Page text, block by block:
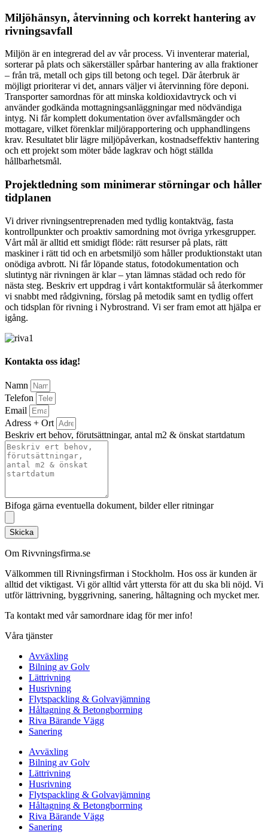
Miljöhänsyn, återvinning och korrekt hantering av
rivningsavfall
Miljön är en integrerad del av vår process. Vi inventerar material,
sorterar på plats och säkerställer spårbar hantering av alla fraktioner
– från trä, metall och gips till betong och tegel. Där återbruk är
möjligt prioriterar vi det, annars väljer vi återvinning före deponi.
Transporter samordnas för att minska koldioxidavtryck och vi
använder godkända mottagningsanläggningar med nödvändiga
intyg. Ni får komplett dokumentation över avfallsmängder och
mottagare, vilket förenklar miljörapportering och upphandlingens
krav. Resultatet blir lägre miljöpåverkan, kostnadseffektiv hantering
och ett projekt som möter både lagkrav och högt ställda
hållbarhetsmål.
Projektledning som minimerar störningar och håller
tidplanen
Vi driver rivningsentreprenaden med tydlig kontaktväg, fasta
kontrollpunkter och proaktiv samordning mot övriga yrkesgrupper.
Vårt mål är alltid ett smidigt flöde: rätt resurser på plats, rätt
maskiner i rätt tid och en arbetsmiljö som håller produktionstakt utan
onödiga avbrott. Ni får löpande status, fotodokumentation och
slutintyg när rivningen är klar – ytan lämnas städad och redo för
nästa steg. Beskriv ert uppdrag i vårt kontaktformulär så återkommer
vi snabbt med rådgivning, förslag på metodik samt en tydlig offert
och tidsplan för rivning i Nybrostrand. Vi ser fram emot att hjälpa er
igång.
Kontakta oss idag!
Namn
Telefon
Email
Adress + Ort
Beskriv ert behov, förutsättningar, antal m2 & önskat startdatum
Bifoga gärna eventuella dokument, bilder eller ritningar
Skicka
Om Rivvningsfirma.se
Välkommen till Rivningsfirman i Stockholm. Hos oss är kunden är
alltid det viktigast. Vi gör alltid vårt yttersta för att du ska bli nöjd. Vi
utför lättrivning, byggrivning, sanering, håltagning och mycket mer.
Ta kontakt med vår samordnare idag för mer info!
Våra tjänster
Avväxling
Bilning av Golv
Lättrivning
Husrivning
Flytspackling & Golvavjämning
Håltagning & Betongborrning
Riva Bärande Vägg
Sanering
Avväxling
Bilning av Golv
Lättrivning
Husrivning
Flytspackling & Golvavjämning
Håltagning & Betongborrning
Riva Bärande Vägg
Sanering